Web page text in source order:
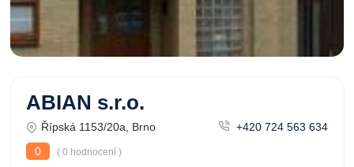
ABIAN s.r.o.
Řípská 1153/20a, Brno
+420 724 563 634
0
( 0 hodnocení )